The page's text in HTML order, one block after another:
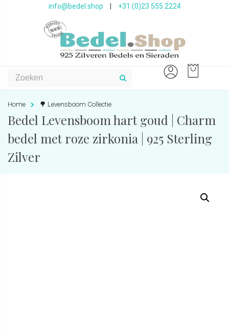
info@bedel.shop +31 (0)23 555 2224
Home 🌳 Levensboom Collectie
Bedel Levensboom hart goud | Charm
bedel met roze zirkonia | 925 Sterling
Zilver